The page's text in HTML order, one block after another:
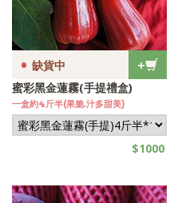
+
• 缺貨中
蜜彩黑金蓮霧(手提禮盒)
一盒約4斤半(果脆.汁多甜美)
$1000